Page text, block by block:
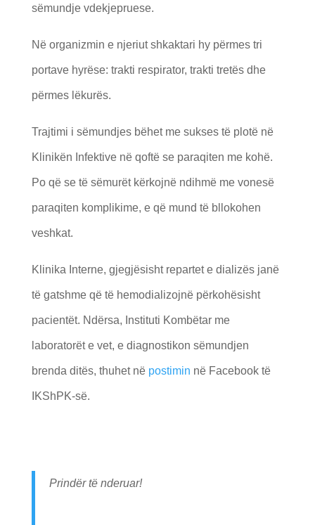
sëmundje vdekjepruese.
Në organizmin e njeriut shkaktari hy përmes tri
portave hyrëse: trakti respirator, trakti tretës dhe
përmes lëkurës.
Trajtimi i sëmundjes bëhet me sukses të plotë në
Klinikën Infektive në qoftë se paraqiten me kohë.
Po që se të sëmurët kërkojnë ndihmë me vonesë
paraqiten komplikime, e që mund të bllokohen
veshkat.
Klinika Interne, gjegjësisht repartet e dializës janë
të gatshme që të hemodializojnë përkohësisht
pacientët. Ndërsa, Instituti Kombëtar me
laboratorët e vet, e diagnostikon sëmundjen
brenda ditës, thuhet në postimin në Facebook të
IKShPK-së.
Prindër të nderuar!